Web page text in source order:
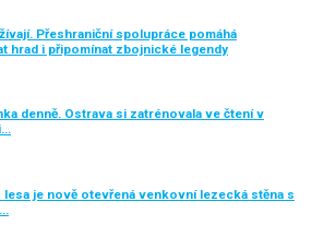
Přeshraniční spolupráce pomáhá
hrad i připomínat zbojnické legendy
denně. Ostrava si zatrénovala ve čtení v
lesa je nově otevřená venkovní lezecká stěna s